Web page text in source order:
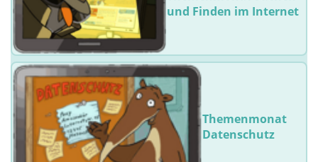
und Finden im Internet
Themenmonat
Datenschutz